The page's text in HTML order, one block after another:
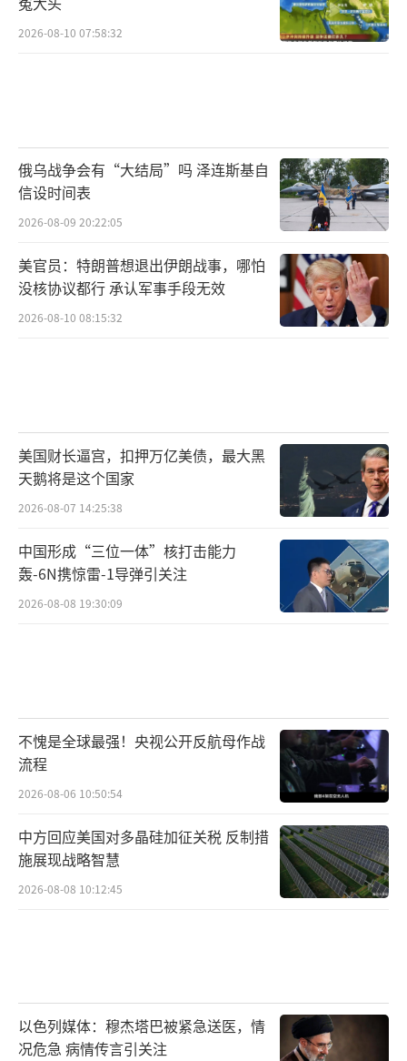
2026-08-10 07:58:32
俄乌战争会有“大结局”吗 泽连斯基自
信设时间表
2026-08-09 20:22:05
美官员：特朗普想退出伊朗战事，哪怕
没核协议都行 承认军事手段无效
2026-08-10 08:15:32
美国财长逼宫，扣押万亿美债，最大黑
天鹅将是这个国家
2026-08-07 14:25:38
中国形成“三位一体”核打击能力
轰-6N携惊雷-1导弹引关注
2026-08-08 19:30:09
不愧是全球最强！央视公开反航母作战
流程
2026-08-06 10:50:54
中方回应美国对多晶硅加征关税 反制措
施展现战略智慧
2026-08-08 10:12:45
以色列媒体：穆杰塔巴被紧急送医，情
况危急 病情传言引关注